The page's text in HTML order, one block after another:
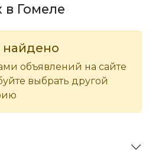
в Гомеле
найдено
объявлений на сайте
выбрать другой